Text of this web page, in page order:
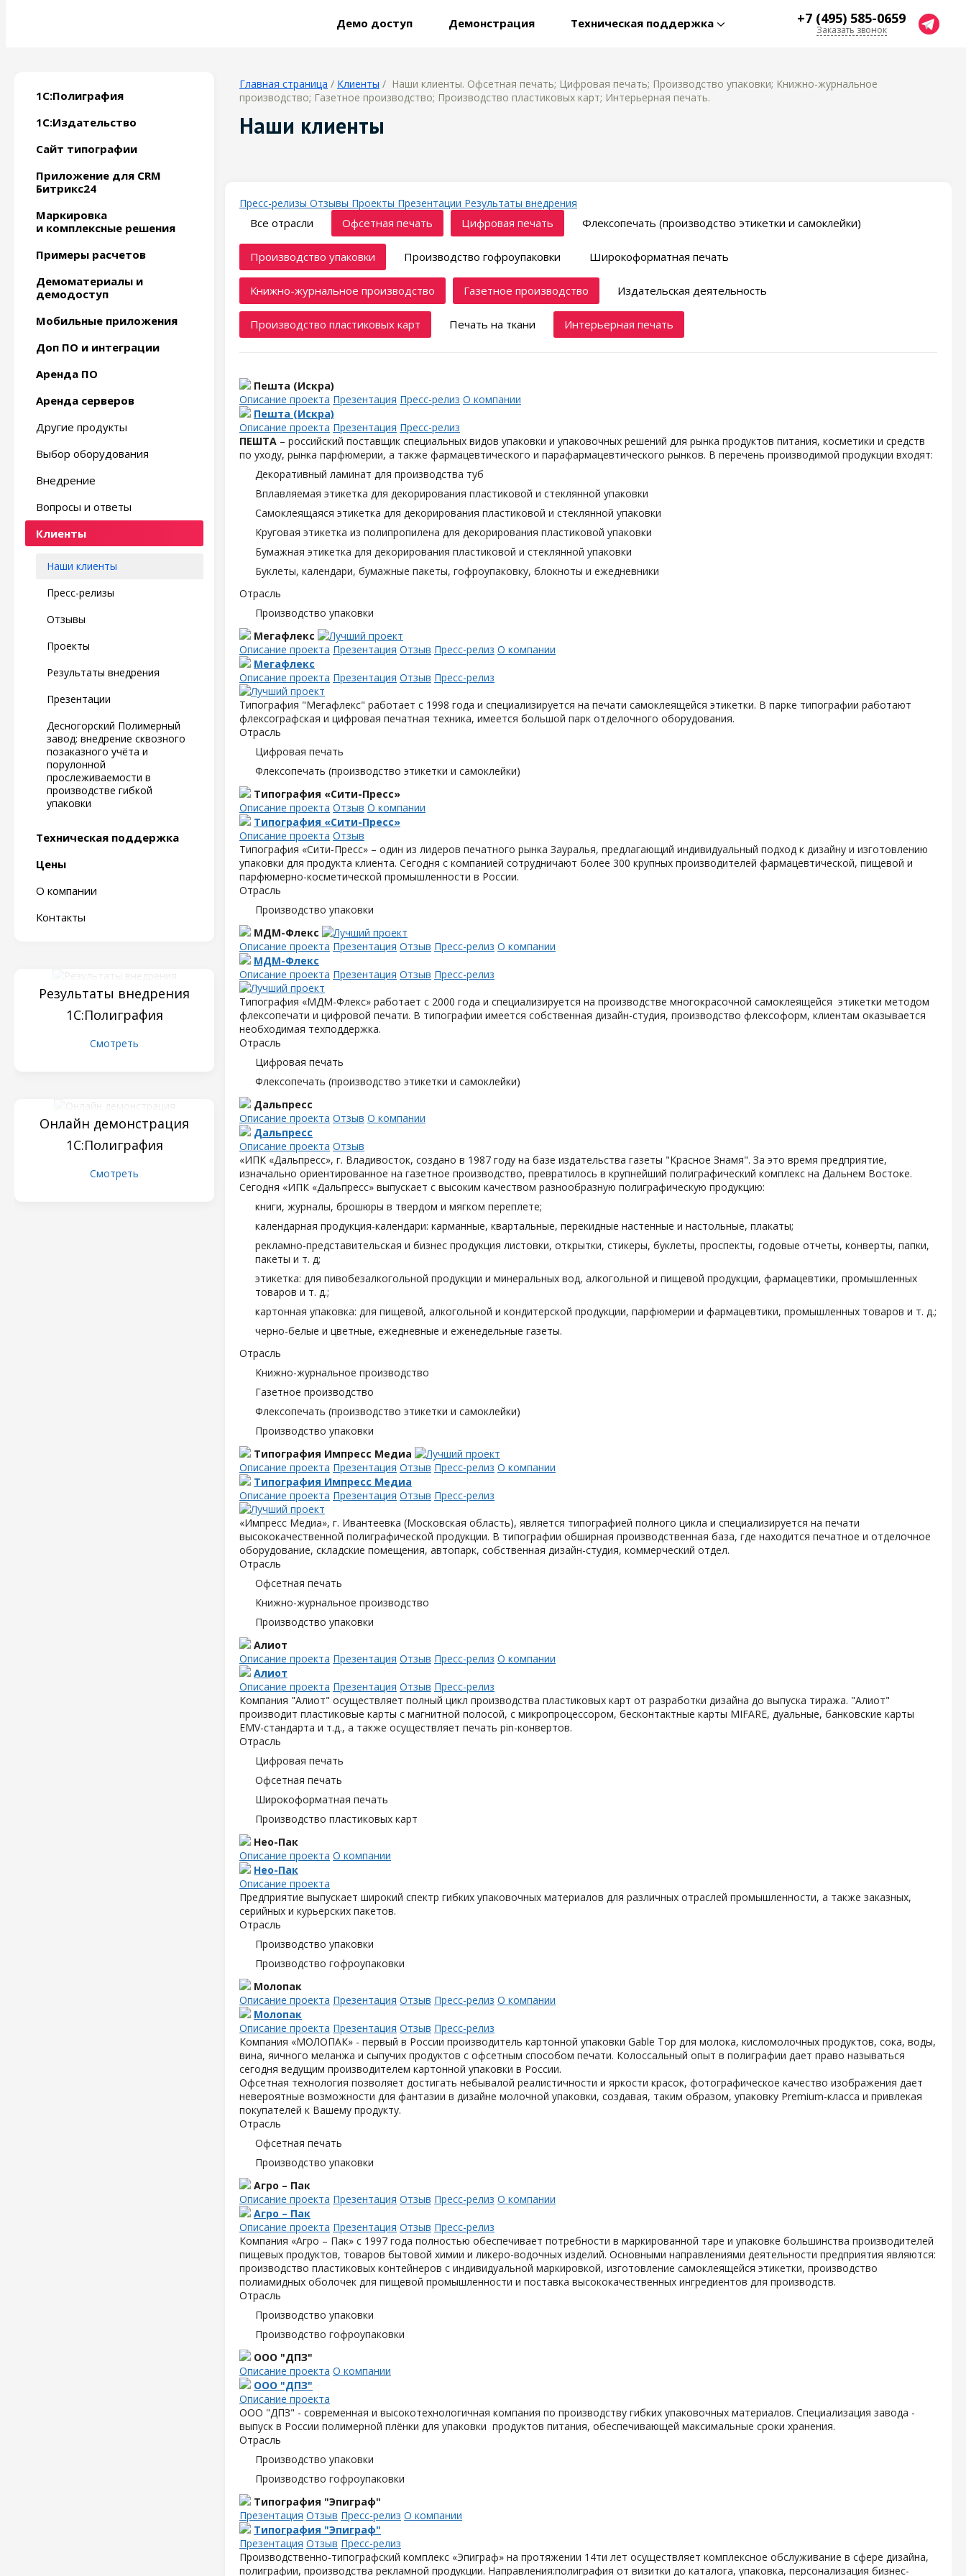
Демо доступ Демонстрация Техническая поддержка +7 (495) 585-0659
Заказать звонок
1С:Полиграфия
1С:Издательство
Сайт типографии
Приложение для CRM
Битрикс24
Маркировка
и комплексные решения
Примеры расчетов
Демоматериалы и
демодоступ
Мобильные приложения
Доп ПО и интеграции
Аренда ПО
Аренда серверов
Другие продукты
Выбор оборудования
Внедрение
Вопросы и ответы
Клиенты
Наши клиенты
Пресс-релизы
Отзывы
Проекты
Результаты внедрения
Презентации
Десногорский Полимерный
завод: внедрение сквозного
позаказного учёта и
порулонной
прослеживаемости в
производстве гибкой
упаковки
Техническая поддержка
Цены
О компании
Контакты
Результаты внедрения
1С:Полиграфия
Смотреть
Онлайн демонстрация
1С:Полиграфия
Смотреть
Главная страница / Клиенты / Наши клиенты. Офсетная печать; Цифровая печать; Производство упаковки; Книжно-журнальное
производство; Газетное производство; Производство пластиковых карт; Интерьерная печать.
Наши клиенты
Пресс-релизы Отзывы Проекты Презентации Результаты внедрения
Все отрасли Офсетная печать Цифровая печать Флексопечать (производство этикетки и самоклейки)
Производство упаковки Производство гофроупаковки Широкоформатная печать
Книжно-журнальное производство Газетное производство Издательская деятельность
Производство пластиковых карт Печать на ткани Интерьерная печать
Пешта (Искра)
Описание проекта Презентация Пресс-релиз О компании
Пешта (Искра)
Описание проекта Презентация Пресс-релиз
ПЕШТА – российский поставщик специальных видов упаковки и упаковочных решений для рынка продуктов питания, косметики и средств
по уходу, рынка парфюмерии, а также фармацевтического и парафармацевтического рынков. В перечень производимой продукции входят:
Декоративный ламинат для производства туб
Вплавляемая этикетка для декорирования пластиковой и стеклянной упаковки
Самоклеящаяся этикетка для декорирования пластиковой и стеклянной упаковки
Круговая этикетка из полипропилена для декорирования пластиковой упаковки
Бумажная этикетка для декорирования пластиковой и стеклянной упаковки
Буклеты, календари, бумажные пакеты, гофроупаковку, блокноты и ежедневники
Отрасль
Производство упаковки
Мегафлекс
Описание проекта Презентация Отзыв Пресс-релиз О компании
Мегафлекс
Описание проекта Презентация Отзыв Пресс-релиз
Типография "Мегафлекс" работает с 1998 года и специализируется на печати самоклеящейся этикетки. В парке типографии работают
флексографская и цифровая печатная техника, имеется большой парк отделочного оборудования.
Отрасль
Цифровая печать
Флексопечать (производство этикетки и самоклейки)
Типография «Сити-Пресс»
Описание проекта Отзыв О компании
Типография «Сити-Пресс»
Описание проекта Отзыв
Типография «Сити-Пресс» – один из лидеров печатного рынка Зауралья, предлагающий индивидуальный подход к дизайну и изготовлению
упаковки для продукта клиента. Сегодня с компанией сотрудничают более 300 крупных производителей фармацевтической, пищевой и
парфюмерно-косметической промышленности в России.
Отрасль
Производство упаковки
МДМ-Флекс
Описание проекта Презентация Отзыв Пресс-релиз О компании
МДМ-Флекс
Описание проекта Презентация Отзыв Пресс-релиз
Типография «МДМ-Флекс» работает с 2000 года и специализируется на производстве многокрасочной самоклеящейся этикетки методом
флексопечати и цифровой печати. В типографии имеется собственная дизайн-студия, производство флексоформ, клиентам оказывается
необходимая техподдержка.
Отрасль
Цифровая печать
Флексопечать (производство этикетки и самоклейки)
Дальпресс
Описание проекта Отзыв О компании
Дальпресс
Описание проекта Отзыв
«ИПК «Дальпресс», г. Владивосток, создано в 1987 году на базе издательства газеты "Красное Знамя". За это время предприятие,
изначально ориентированное на газетное производство, превратилось в крупнейший полиграфический комплекс на Дальнем Востоке.
Сегодня «ИПК «Дальпресс» выпускает с высоким качеством разнообразную полиграфическую продукцию:
книги, журналы, брошюры в твердом и мягком переплете;
календарная продукция-календари: карманные, квартальные, перекидные настенные и настольные, плакаты;
рекламно-представительская и бизнес продукция листовки, открытки, стикеры, буклеты, проспекты, годовые отчеты, конверты, папки,
пакеты и т. д;
этикетка: для пивобезалкогольной продукции и минеральных вод, алкогольной и пищевой продукции, фармацевтики, промышленных
товаров и т. д.;
картонная упаковка: для пищевой, алкогольной и кондитерской продукции, парфюмерии и фармацевтики, промышленных товаров и т. д.;
черно-белые и цветные, ежедневные и еженедельные газеты.
Отрасль
Книжно-журнальное производство
Газетное производство
Флексопечать (производство этикетки и самоклейки)
Производство упаковки
Типография Импресс Медиа
Описание проекта Презентация Отзыв Пресс-релиз О компании
Типография Импресс Медиа
Описание проекта Презентация Отзыв Пресс-релиз
«Импресс Медиа», г. Ивантеевка (Московская область), является типографией полного цикла и специализируется на печати
высококачественной полиграфической продукции. В типографии обширная производственная база, где находится печатное и отделочное
оборудование, складские помещения, автопарк, собственная дизайн-студия, коммерческий отдел.
Отрасль
Офсетная печать
Книжно-журнальное производство
Производство упаковки
Алиот
Описание проекта Презентация Отзыв Пресс-релиз О компании
Алиот
Описание проекта Презентация Отзыв Пресс-релиз
Компания "Алиот" осуществляет полный цикл производства пластиковых карт от разработки дизайна до выпуска тиража. "Алиот"
производит пластиковые карты с магнитной полосой, с микропроцессором, бесконтактные карты MIFARE, дуальные, банковские карты
EMV-стандарта и т.д., а также осуществляет печать pin-конвертов.
Отрасль
Цифровая печать
Офсетная печать
Широкоформатная печать
Производство пластиковых карт
Нео-Пак
Описание проекта О компании
Нео-Пак
Описание проекта
Предприятие выпускает широкий спектр гибких упаковочных материалов для различных отраслей промышленности, а также заказных,
серийных и курьерских пакетов.
Отрасль
Производство упаковки
Производство гофроупаковки
Молопак
Описание проекта Презентация Отзыв Пресс-релиз О компании
Молопак
Описание проекта Презентация Отзыв Пресс-релиз
Компания «МОЛОПАК» - первый в России производитель картонной упаковки Gable Top для молока, кисломолочных продуктов, сока, воды,
вина, яичного меланжа и сыпучих продуктов с офсетным способом печати. Колоссальный опыт в полиграфии дает право называться
сегодня ведущим производителем картонной упаковки в России.
Офсетная технология позволяет достигать небывалой реалистичности и яркости красок, фотографическое качество изображения дает
невероятные возможности для фантазии в дизайне молочной упаковки, создавая, таким образом, упаковку Premium-класса и привлекая
покупателей к Вашему продукту.
Отрасль
Офсетная печать
Производство упаковки
Агро – Пак
Описание проекта Презентация Отзыв Пресс-релиз О компании
Агро – Пак
Описание проекта Презентация Отзыв Пресс-релиз
Компания «Агро – Пак» с 1997 года полностью обеспечивает потребности в маркированной таре и упаковке большинства производителей
пищевых продуктов, товаров бытовой химии и ликеро-водочных изделий. Основными направлениями деятельности предприятия являются:
производство пластиковых контейнеров с индивидуальной маркировкой, изготовление самоклеящейся этикетки, производство
полиамидных оболочек для пищевой промышленности и поставка высококачественных ингредиентов для производств.
Отрасль
Производство упаковки
Производство гофроупаковки
ООО "ДПЗ"
Описание проекта О компании
ООО "ДПЗ"
Описание проекта
ООО "ДПЗ" - современная и высокотехнологичная компания по производству гибких упаковочных материалов. Специализация завода -
выпуск в России полимерной плёнки для упаковки продуктов питания, обеспечивающей максимальные сроки хранения.
Отрасль
Производство упаковки
Производство гофроупаковки
Типография "Эпиграф"
Презентация Отзыв Пресс-релиз О компании
Типография "Эпиграф"
Презентация Отзыв Пресс-релиз
Производственно-типографский комплекс «Эпиграф» на протяжении 14ти лет осуществляет комплексное обслуживание в сфере дизайна,
полиграфии, производства рекламной продукции. Направления:полиграфия от визитки до каталога, упаковка, персонализация бизнес-